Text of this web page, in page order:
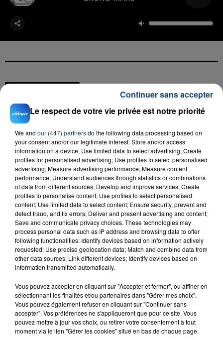
FIL D'ACTU
23 juillet 2026
INCENDIE MORTEL À LENS : UNE FEMME ET
SON BÉBÉ ENTRE LA VIE ET LA...
Un homme s'est immolé par le feu après avoir
aspergé sa compagne et leur bébé de trois mois
d'un liquide inflammable.
20 juillet 2026
UNE ADOLESCENTE DEVANT SE FAIRE
OPÉRER DE LA CHEVILLE RESSORT DE LA...
Le respect de votre vie privée est notre priorité
We and our (447) partnersdo the following data processing based on
your consent and/or our legitimate interest: Store and/or access
information on a device; Use limited data to select advertising; Create
profiles for personalised advertising; Use profiles to select personalised
advertising; Measure advertising performance; Measure content
performance; Understand audiences through statistics or combinations
of data from different sources; Develop and improve services; Create
profiles to personalise content; Use profiles to select personalised
content; Use limited data to select content; Ensure security, prevent and
detect fraud, and fix errors; Deliver and present advertising and content;
Save and communicate privacy choices. These technologies may
process personal data such as IP address and browsing data to offer
following functionalities: Identify devices based on information actively
requested; Use precise geolocation data; Match and combine data from
other data sources; Link different devices; Identify devices based on
information transmitted automatically.
Vous pouvez accepter en cliquant sur "Accepter et fermer", ou affiner en
sélectionnant les finalités et/ou partenaires dans "Gérer mes choix".
Vous pouvez également refuser en cliquant sur "Continuer sans
accepter". Vos préférences ne s'appliqueront que pour ce site. Vous
pouvez mettre à jour vos choix, ou retirer votre consentement à tout
moment via le lien "Gérer les cookies" situé en bas de chaque page.
Continuer sans accepter